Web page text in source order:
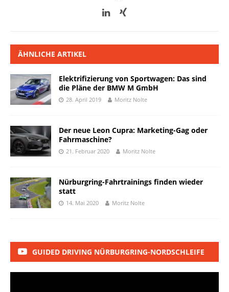
ÄHNLICHE ARTIKEL
Elektrifizierung von Sportwagen: Das sind
die Pläne der BMW M GmbH
28. April 2019 Moritz Nolte
Der neue Leon Cupra: Marketing-Gag oder
Fahrmaschine?
21. Februar 2020 Moritz Nolte
Nürburgring-Fahrtrainings finden wieder
statt
14. Mai 2020 Moritz Nolte
GUIDED DRIVING NÜRBURGRING-NORDSCHLEIFE